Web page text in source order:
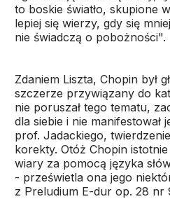
to boskie światło, skupione
lepiej się wierzy, gdy się
nie świadczą o pobożności".
Zdaniem Liszta, Chopin był
szczerze przywiązany do
nie poruszał tego tematu,
dla siebie i nie manifestował
prof. Jadackiego,
korekty. Otóż Chopin
wiary za pomocą języka
- prześwietla ona jego
z Preludium E-dur op. 28 nr